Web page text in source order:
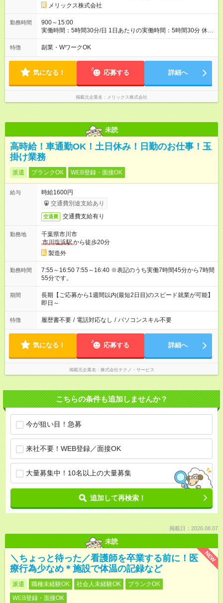
メリックス株式会社
勤務時間
900～15:00
実働時間：5時間30分/日 1日あたりの実働時間：5時間30分 休
憩：30分 勤務時間は柔軟に対応いたします。 面接時にご相談く
ださい。 ◆週3日勤務～OK ◆長期で働きたい方歓迎！
特徴 副業・WワークOK
気になる！ 応募する 詳細へ
掲載元企業名 メリックス株式会社
未読
高時給！車通勤OK！土日休み！日勤のお仕事！玉
掛け業務
派遣 ブランクOK WEB登録・面接OK
給与
時給1600円
交通費別途支給あり
交通費 交通費支給有り
勤務地
千葉県市川市
市川塩浜駅から徒歩20分
製造外
勤務時間
7:55～16:50 7:55～16:40 ※表記のうち実働7時間45分から7時間
55分です。
期間
長期【ご応募から1週間以内(最短2日目)のスピード就業が可能】
即日～
特徴 履歴書不要 / 電話対応なし / パソコンスキル不要
気になる！ 応募する 詳細へ
掲載元企業名 株式会社テクノ・サービス
こちらの条件も追加しませんか？
今が狙い目！急募
来社不要！WEB登録／面接OK
大量募集中！10名以上の大量募集
追加して再検索！
掲載日：2026.08.07
未読
NEW
＼ちょっと待った／看護師を卒業する前に！医
療行為少なめ＊施設で体温の記録など
派遣 職種未経験OK 社会人未経験OK
ブランクOK
WEB登録・面接OK